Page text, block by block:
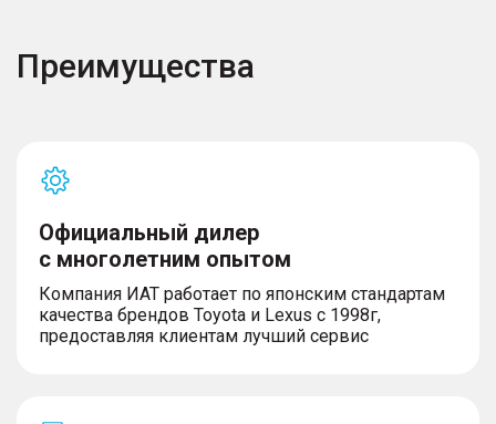
Преимущества
Официальный дилер
с многолетним опытом
Компания ИАТ работает по японским стандартам
качества брендов Toyota и Lexus с 1998г,
предоставляя клиентам лучший сервис